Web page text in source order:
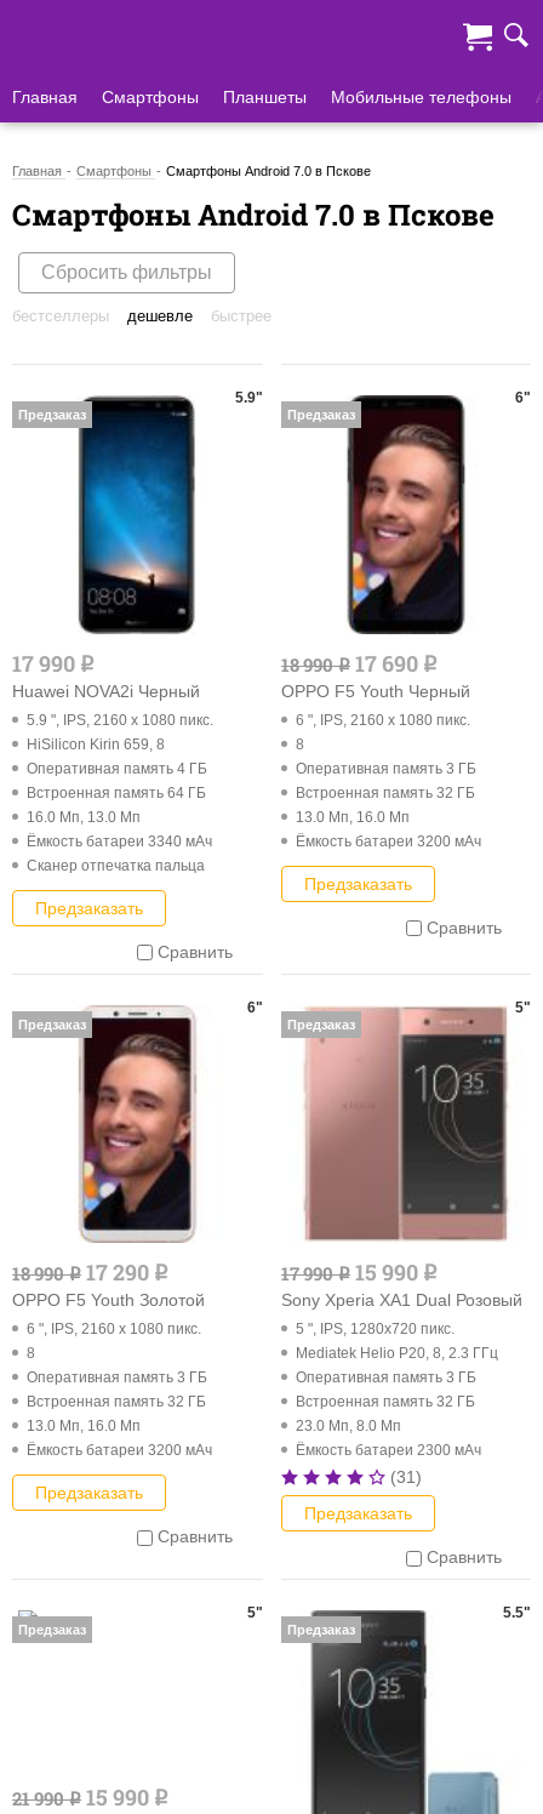
Главная Смартфоны Планшеты Мобильные телефоны
Главная Смартфоны Смартфоны Android 7.0 в Пскове
Смартфоны Android 7.0 в Пскове
Сбросить фильтры
бестселлеры дешевле быстрее
17 990 q
Huawei NOVA2i Черный
5.9 ", IPS, 2160 x 1080 пикс.
HiSilicon Kirin 659, 8
Оперативная память 4 ГБ
Встроенная память 64 ГБ
16.0 Мп, 13.0 Мп
Ёмкость батареи 3340 мАч
Cканер отпечатка пальца
Предзаказать
Сравнить
5.9"
Предзаказ
18 990q17 690 q
OPPO F5 Youth Черный
6 ", IPS, 2160 x 1080 пикс.
8
Оперативная память 3 ГБ
Встроенная память 32 ГБ
13.0 Мп, 16.0 Мп
Ёмкость батареи 3200 мАч
Предзаказать
Сравнить
6"
Предзаказ
18 990q 17 290 q
OPPO F5 Youth Золотой
6 ", IPS, 2160 x 1080 пикс.
8
Оперативная память 3 ГБ
Встроенная память 32 ГБ
13.0 Мп, 16.0 Мп
Ёмкость батареи 3200 мАч
Предзаказать
Сравнить
6"
Предзаказ
17 990q15 990 q
Sony Xperia XA1 Dual Розовый
5 ", IPS, 1280x720 пикс.
Mediatek Helio P20, 8, 2.3 ГГц
Оперативная память 3 ГБ
Встроенная память 32 ГБ
23.0 Мп, 8.0 Мп
Ёмкость батареи 2300 мАч
(31)
Предзаказать
Сравнить
5"
Предзаказ
21 990q 15 990 q
5"
Предзаказ
5.5"
Предзаказ